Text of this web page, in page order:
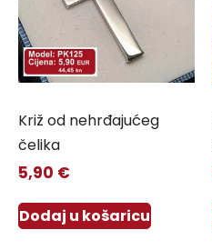
Križ od nehrđajućeg
čelika
5,90 €
Dodaj u košaricu